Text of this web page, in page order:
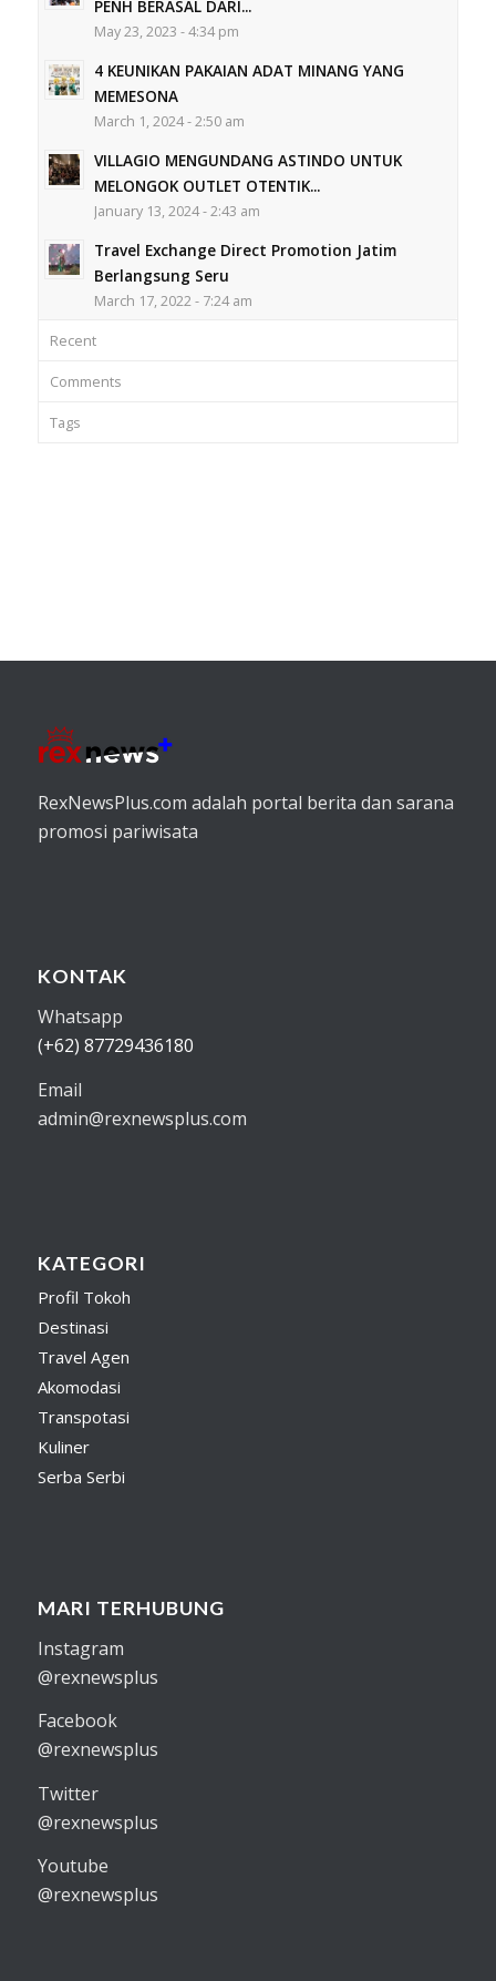
PENH BERASAL DARI...
May 23, 2023 - 4:34 pm
4 KEUNIKAN PAKAIAN ADAT MINANG YANG
MEMESONA
March 1, 2024 - 2:50 am
VILLAGIO MENGUNDANG ASTINDO UNTUK
MELONGOK OUTLET OTENTIK...
January 13, 2024 - 2:43 am
Travel Exchange Direct Promotion Jatim
Berlangsung Seru
March 17, 2022 - 7:24 am
Recent
Comments
Tags
RexNewsPlus.com adalah portal berita dan sarana
promosi pariwisata
KONTAK
Whatsapp
(+62) 87729436180
Email
admin@rexnewsplus.com
KATEGORI
Profil Tokoh
Destinasi
Travel Agen
Akomodasi
Transpotasi
Kuliner
Serba Serbi
MARI TERHUBUNG
Instagram
@rexnewsplus
Facebook
@rexnewsplus
Twitter
@rexnewsplus
Youtube
@rexnewsplus